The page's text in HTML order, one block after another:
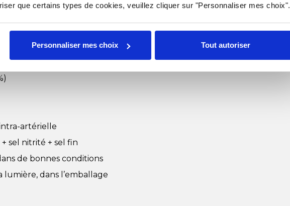
que certains types de cookies, veuillez cliquer sur "Personnaliser mes choix".
Personnaliser mes choix Tout autoriser
artérielle
sel nitrité + sel fin
de bonnes conditions
lumière, dans l’emballage